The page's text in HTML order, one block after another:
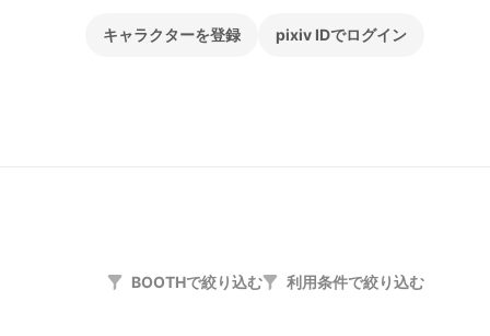
キャラクターを登録 pixiv IDでログイン
BOOTHで絞り込む 利用条件で絞り込む